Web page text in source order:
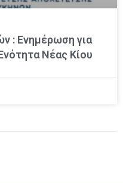
: Ενημέρωση για
Νέας Κίου